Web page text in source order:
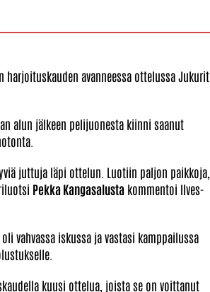
avanneessa ottelussa Jukurit
alun jälkeen pelijuonesta kiinni saanut
juttuja läpi ottelun. Luotiin paljon paikkoja,
Pekka Kangasalusta kommentoi Ilves-
oli vahvassa iskussa ja vastasi kamppailussa
kuusi ottelua, joista se on voittanut